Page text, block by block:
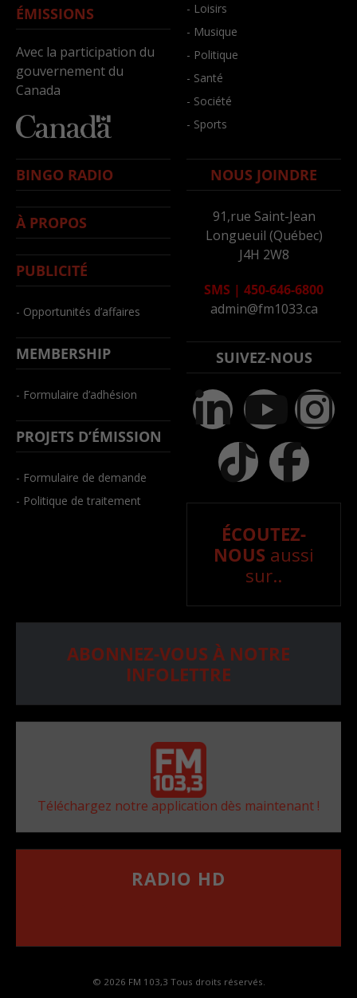
ÉMISSIONS
Avec la participation du
gouvernement du
Canada
- Loisirs
- Musique
- Politique
- Santé
- Société
- Sports
BINGO RADIO
À PROPOS
PUBLICITÉ
- Opportunités d’affaires
MEMBERSHIP
- Formulaire d’adhésion
PROJETS D’ÉMISSION
- Formulaire de demande
- Politique de traitement
NOUS JOINDRE
91,rue Saint-Jean
Longueuil (Québec)
J4H 2W8
SMS | 450-646-6800
admin@fm1033.ca
SUIVEZ-NOUS
ÉCOUTEZ-
NOUS aussi
sur..
ABONNEZ-VOUS À NOTRE
INFOLETTRE
Téléchargez notre application dès maintenant !
RADIO HD
© 2026 FM 103,3 Tous droits réservés.